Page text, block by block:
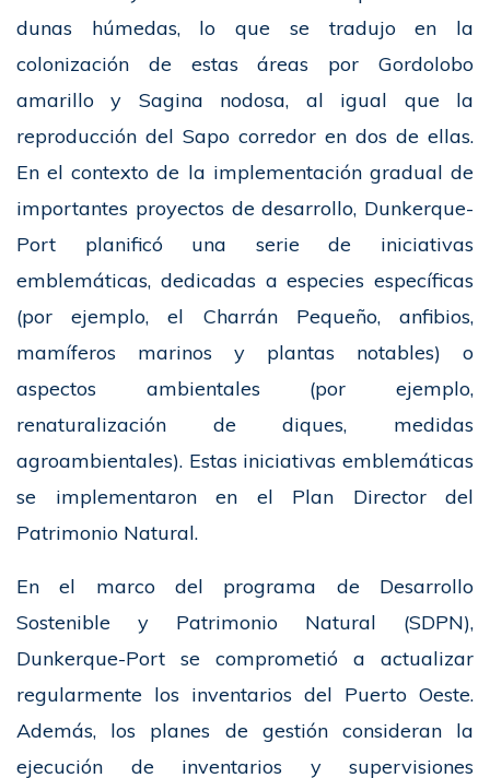
dunas húmedas, lo que se tradujo en la
colonización de estas áreas por Gordolobo
amarillo y Sagina nodosa, al igual que la
reproducción del Sapo corredor en dos de ellas.
En el contexto de la implementación gradual de
importantes proyectos de desarrollo, Dunkerque-
Port planificó una serie de iniciativas
emblemáticas, dedicadas a especies específicas
(por ejemplo, el Charrán Pequeño, anfibios,
mamíferos marinos y plantas notables) o
aspectos ambientales (por ejemplo,
renaturalización de diques, medidas
agroambientales). Estas iniciativas emblemáticas
se implementaron en el Plan Director del
Patrimonio Natural.
En el marco del programa de Desarrollo
Sostenible y Patrimonio Natural (SDPN),
Dunkerque-Port se comprometió a actualizar
regularmente los inventarios del Puerto Oeste.
Además, los planes de gestión consideran la
ejecución de inventarios y supervisiones